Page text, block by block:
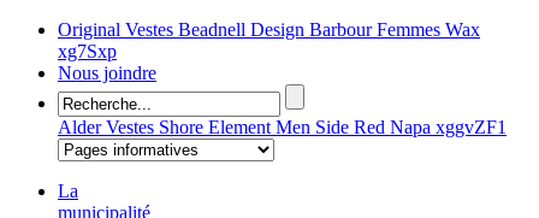
Original Vestes Beadnell Design Barbour Femmes Wax
xg7Sxp
Nous joindre
Alder Vestes Shore Element Men Side Red Napa xggvZF1
La
municipalité